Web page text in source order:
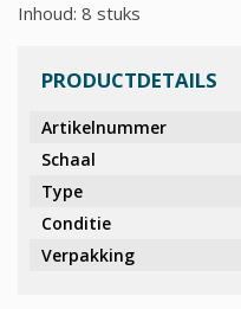
PRODUCTDETAILS
Artikelnummer
Schaal
Type
Conditie
Verpakking
Inhoud: 8 stuks